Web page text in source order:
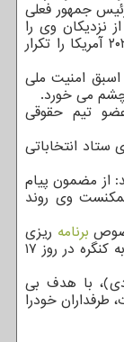
جمهور فعلی
نزدیکان وی را
هم که با جدیت ادعای تقلب در انتخابات ۲۰۲۰ آمریکا را تکرار
اسبق امنیت ملی
می خورد.
تیم حقوقی
انتخاباتی
از مضمون پیام
وی روند
برنامه ریزی
برای اعتراضات مسلحانه و حتی حمله مجدد به کنگره در روز ۱۷
متهم است که در روز ۶ ژانویه (۱۷ دی)، با هدف بی
طرفداران خودرا